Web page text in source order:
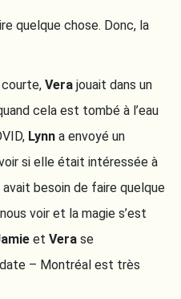
quelque chose. Donc, la
Vera jouait dans un
cela est tombé à l’eau
Lynn a envoyé un
si elle était intéressée à
besoin de faire quelque
voir et la magie s’est
et Vera se
– Montréal est très